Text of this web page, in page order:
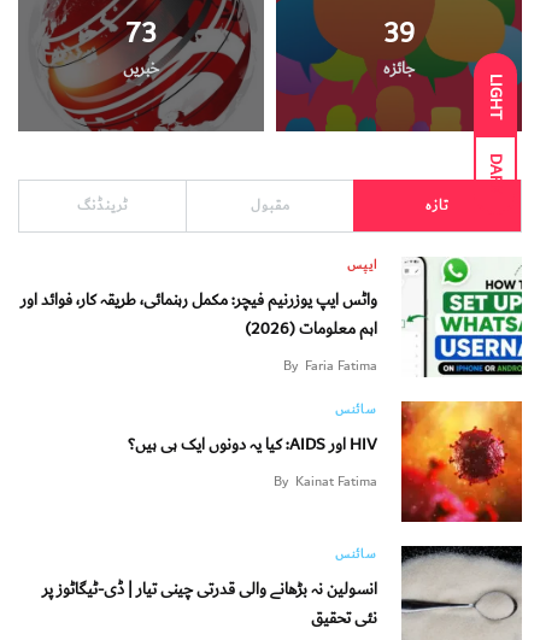
LIGHT
DARK
39
جائزہ
73
خبریں
تازه مقبول ٹرینڈنگ
ایپس
واٹس ایپ یوزرنیم فیچر: مکمل رہنمائی، طریقہ کار، فوائد اور
اہم معلومات (2026)
By Faria Fatima
سائنس
HIV اور AIDS: کیا یہ دونوں ایک ہی ہیں؟
By Kainat Fatima
سائنس
انسولین نہ بڑھانے والی قدرتی چینی تیار | ڈی-ٹیگاٹوز پر
نئی تحقیق